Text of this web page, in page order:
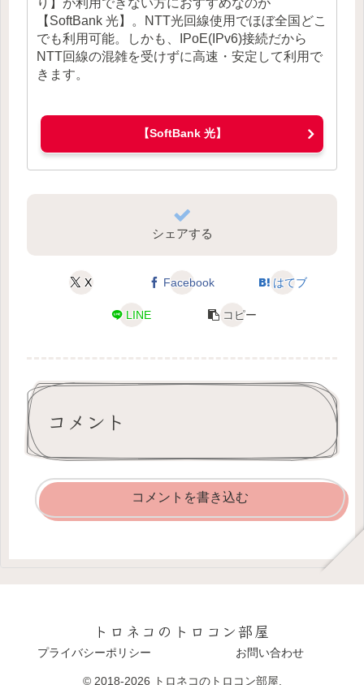
り】が利用できない方におすすめなのが
【SoftBank 光】。NTT光回線使用でほぼ全国どこ
でも利用可能。しかも、IPoE(IPv6)接続だから
NTT回線の混雑を受けずに高速・安定して利用で
きます。
【SoftBank 光】
シェアする
X Facebook はてブ
LINE コピー
コメント
コメントを書き込む
トロネコのトロコン部屋
プライバシーポリシー お問い合わせ
© 2018-2026 トロネコのトロコン部屋.